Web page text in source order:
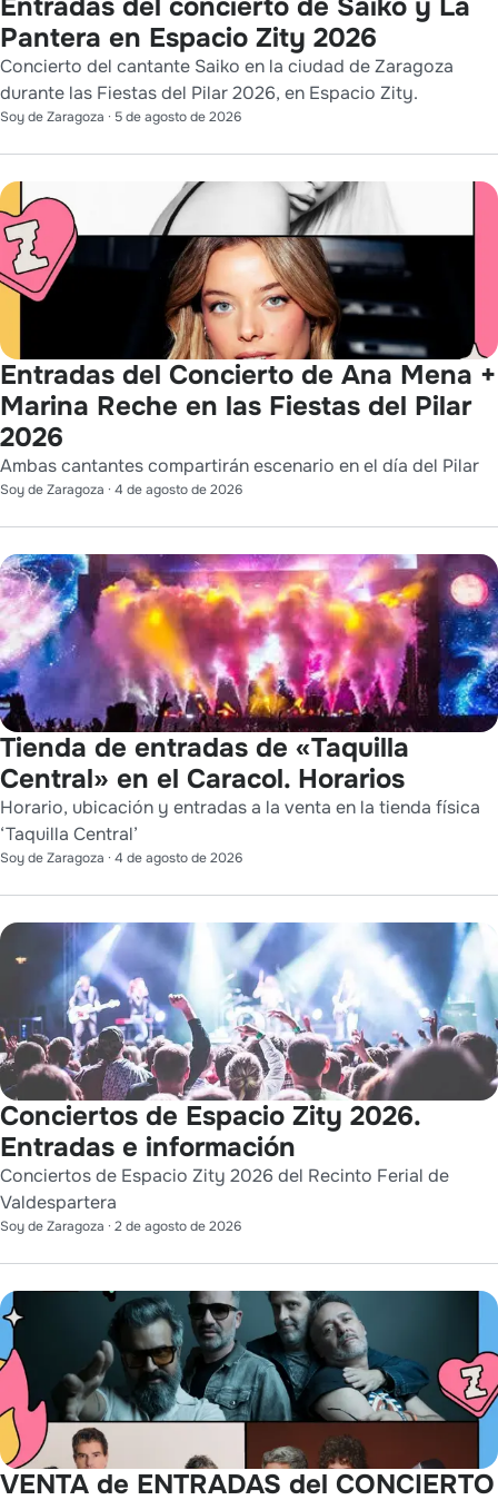
Pantera en Espacio Zity 2026
Concierto del cantante Saiko en la ciudad de Zaragoza
durante las Fiestas del Pilar 2026, en Espacio Zity.
Soy de Zaragoza · 5 de agosto de 2026
Entradas del Concierto de Ana Mena +
Marina Reche en las Fiestas del Pilar
2026
Ambas cantantes compartirán escenario en el día del Pilar
Soy de Zaragoza · 4 de agosto de 2026
Tienda de entradas de «Taquilla
Central» en el Caracol. Horarios
Horario, ubicación y entradas a la venta en la tienda física
‘Taquilla Central’
Soy de Zaragoza · 4 de agosto de 2026
Conciertos de Espacio Zity 2026.
Entradas e información
Conciertos de Espacio Zity 2026 del Recinto Ferial de
Valdespartera
Soy de Zaragoza · 2 de agosto de 2026
VENTA de ENTRADAS del CONCIERTO